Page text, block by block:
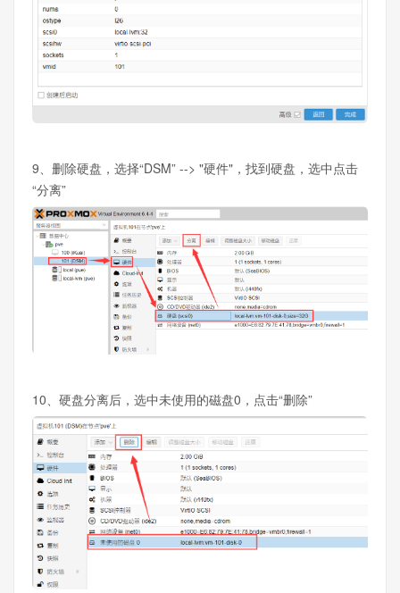
9、删除硬盘，选择“DSM” --> "硬件"，找到硬盘，选中点击
“分离”
10、硬盘分离后，选中未使用的磁盘0，点击“删除”